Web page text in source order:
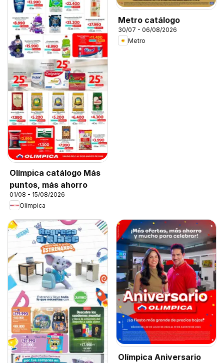
Olímpica catálogo Más
puntos, más ahorro
01/08 - 15/08/2026
Olímpica
Metro catálogo
30/07 - 06/08/2026
Metro
Olímpica Aniversario